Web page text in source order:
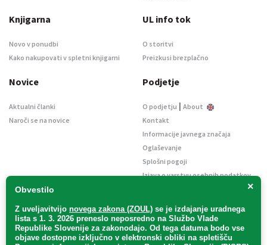
×
Obvestilo
Z uveljavitvijo novega zakona (ZOUL) se je izdajanje uradnega
lista s 1. 3. 2026 preneslo neposredno na Službo Vlade
Republike Slovenije za zakonodajo. Od tega datuma bodo vse
objave dostopne izključno v elektronski obliki na spletišču
Knjigarna
Novo v ponudbi
Kako nakupovati v spletni knjigarni
UL info tok
O storitvi
Preizkusi brezplačno
Novice
Aktualni članki
Naroči se na novice
Podjetje
O podjetju | About
Kontakt
Informacije javnega značaja
Oglaševanje
Splošni pogoji
Izjava o varstvu osebnih podatkov